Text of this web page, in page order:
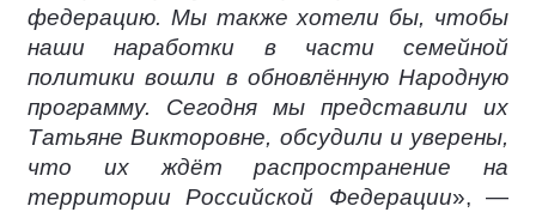
федерацию. Мы также хотели бы, чтобы
наши наработки в части семейной
политики вошли в обновлённую Народную
программу. Сегодня мы представили их
Татьяне Викторовне, обсудили и уверены,
что их ждёт распространение на
территории Российской Федерации», —